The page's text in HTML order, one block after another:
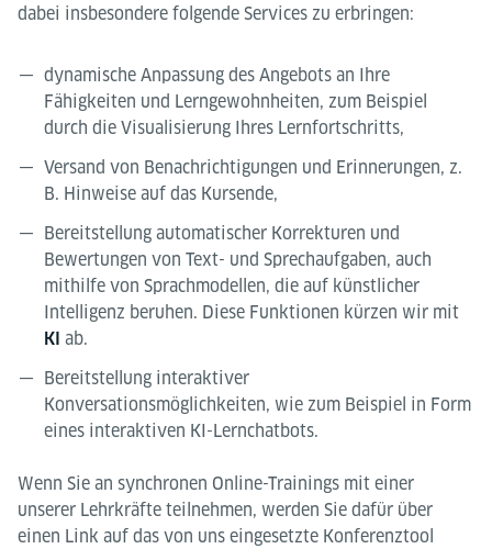
dabei insbesondere folgende Services zu erbringen:
dynamische Anpassung des Angebots an Ihre
Fähigkeiten und Lerngewohnheiten, zum Beispiel
durch die Visualisierung Ihres Lernfortschritts,
Versand von Benachrichtigungen und Erinnerungen, z.
B. Hinweise auf das Kursende,
Bereitstellung automatischer Korrekturen und
Bewertungen von Text- und Sprechaufgaben, auch
mithilfe von Sprachmodellen, die auf künstlicher
Intelligenz beruhen. Diese Funktionen kürzen wir mit
KI ab.
Bereitstellung interaktiver
Konversationsmöglichkeiten, wie zum Beispiel in Form
eines interaktiven KI-Lernchatbots.
Wenn Sie an synchronen Online-Trainings mit einer
unserer Lehrkräfte teilnehmen, werden Sie dafür über
einen Link auf das von uns eingesetzte Konferenztool